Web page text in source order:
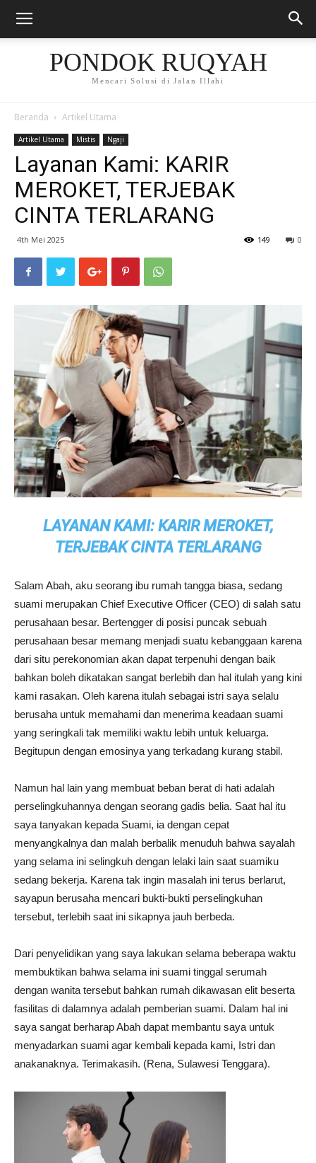
PONDOK RUQYAH
Mencari Solusi di Jalan Illahi
Beranda Artikel Utama
Artikel Utama Mistis Ngaji
Layanan Kami: KARIR
MEROKET, TERJEBAK
CINTA TERLARANG
4th Mei 2025 0
149
LAYANAN KAMI: KARIR MEROKET,
TERJEBAK CINTA TERLARANG
Salam Abah, aku seorang ibu rumah tangga biasa, sedang
suami merupakan Chief Executive Officer (CEO) di salah satu
perusahaan besar. Bertengger di posisi puncak sebuah
perusahaan besar memang menjadi suatu kebanggaan karena
dari situ perekonomian akan dapat terpenuhi dengan baik
bahkan boleh dikatakan sangat berlebih dan hal itulah yang kini
kami rasakan. Oleh karena itulah sebagai istri saya selalu
berusaha untuk memahami dan menerima keadaan suami
yang seringkali tak memiliki waktu lebih untuk keluarga.
Begitupun dengan emosinya yang terkadang kurang stabil.
Namun hal lain yang membuat beban berat di hati adalah
perselingkuhannya dengan seorang gadis belia. Saat hal itu
saya tanyakan kepada Suami, ia dengan cepat
menyangkalnya dan malah berbalik menuduh bahwa sayalah
yang selama ini selingkuh dengan lelaki lain saat suamiku
sedang bekerja. Karena tak ingin masalah ini terus berlarut,
sayapun berusaha mencari bukti-bukti perselingkuhan
tersebut, terlebih saat ini sikapnya jauh berbeda.
Dari penyelidikan yang saya lakukan selama beberapa waktu
membuktikan bahwa selama ini suami tinggal serumah
dengan wanita tersebut bahkan rumah dikawasan elit beserta
fasilitas di dalamnya adalah pemberian suami. Dalam hal ini
saya sangat berharap Abah dapat membantu saya untuk
menyadarkan suami agar kembali kepada kami, Istri dan
anakanaknya. Terimakasih. (Rena, Sulawesi Tenggara).